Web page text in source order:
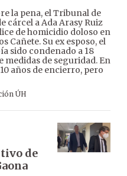
la pena, el Tribunal de
cárcel a Ada Arasy Ruiz
de homicidio doloso en
Cañete. Su ex esposo, el
sido condenado a 18
medidas de seguridad. En
años de encierro, pero
ÚH
de